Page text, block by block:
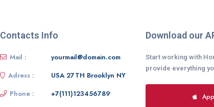
Contacts Info
Mail :
yourmail@domain.com
Adress :
USA 27TH Brooklyn NY
Phone :
+7(111)123456789
Download our
Start working with
provide everything